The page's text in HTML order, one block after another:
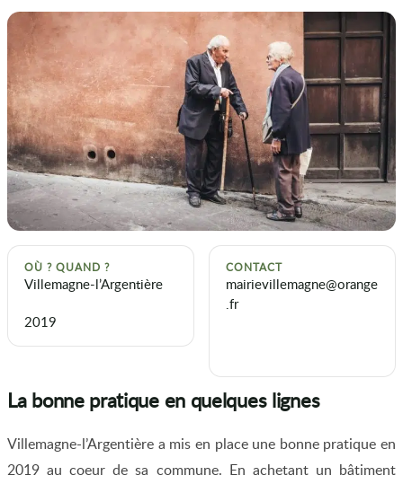
OÙ ? QUAND ?
Villemagne-l’Argentière
2019
CONTACT
mairievillemagne@orange
.fr
La bonne pratique en quelques lignes
Villemagne-l’Argentière a mis en place une bonne pratique en
2019 au coeur de sa commune. En achetant un bâtiment